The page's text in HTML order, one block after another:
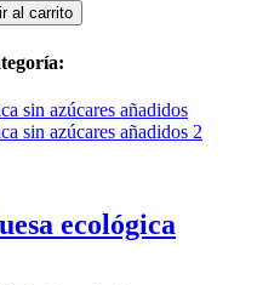
al carrito
ecológica